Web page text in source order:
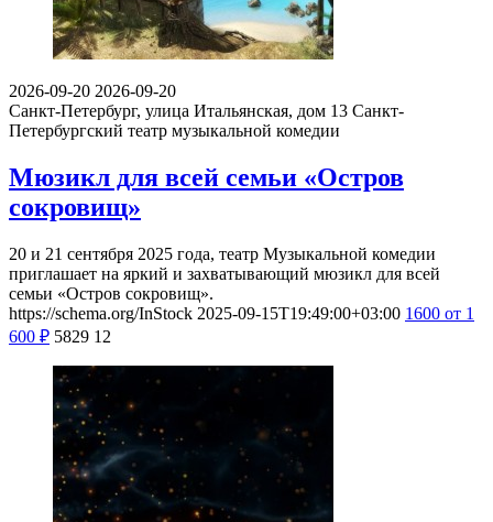
2026-09-20 2026-09-20
Санкт-Петербург, улица Итальянская, дом 13 Санкт-
Петербургский театр музыкальной комедии
Мюзикл для всей семьи «Остров
сокровищ»
20 и 21 сентября 2025 года, театр Музыкальной комедии
приглашает на яркий и захватывающий мюзикл для всей
семьи «Остров сокровищ».
https://schema.org/InStock 2025-09-15T19:49:00+03:00 1600 от 1
600 ₽ 5829 12